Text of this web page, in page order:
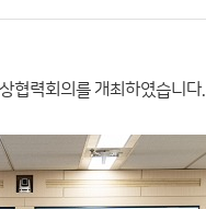
협력회의를 개최하였습니다.